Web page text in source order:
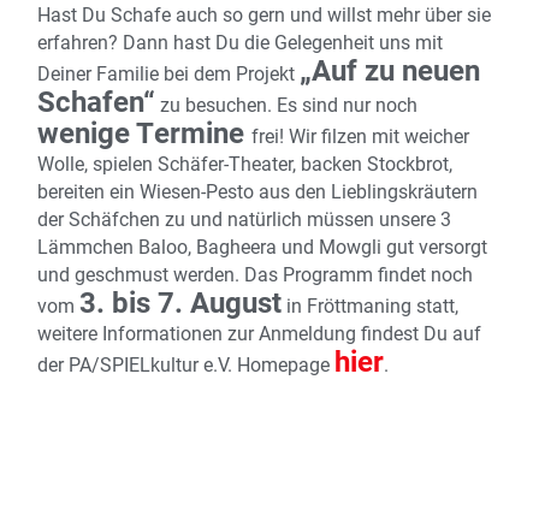
Hast Du Schafe auch so gern und willst mehr über sie
erfahren? Dann hast Du die Gelegenheit uns mit
Deiner Familie bei dem Projekt „Auf zu neuen
Schafen“ zu besuchen. Es sind nur noch
wenige Terminefrei! Wir filzen mit weicher
Wolle, spielen Schäfer-Theater, backen Stockbrot,
bereiten ein Wiesen-Pesto aus den Lieblingskräutern
der Schäfchen zu und natürlich müssen unsere 3
Lämmchen Baloo, Bagheera und Mowgli gut versorgt
und geschmust werden. Das Programm findet noch
vom3. bis 7. August in Fröttmaning statt,
weitere Informationen zur Anmeldung findest Du auf
der PA/SPIELkultur e.V. Homepage hier.